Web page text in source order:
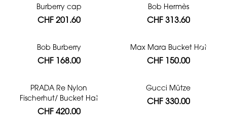
Burberry cap
CHF 201.60
Bob Hermès
CHF 313.60
Bob Burberry
CHF 168.00
Max Mara Bucket Hat
CHF 150.00
PRADA Re Nylon
Fischerhut/ Bucket Hat
CHF 420.00
Gucci Mütze
CHF 330.00